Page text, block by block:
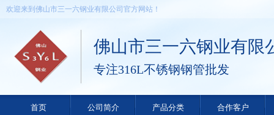
欢迎来到佛山市三一六钢业有限公司官方网站！
佛山市三一六钢业有限
专注316L不锈钢钢管批发
首页 公司简介 产品分类 合作客户